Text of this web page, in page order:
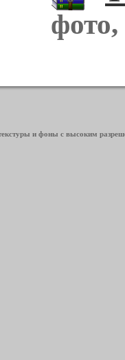
и фоны с высоким